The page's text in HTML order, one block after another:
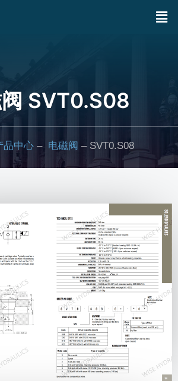
SVT0.S08
品中心 – 电磁阀 – SVT0.S08